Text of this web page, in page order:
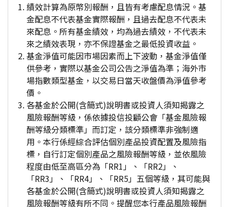
績效計算為原幣別報酬，且皆有考慮配息情況。基
金配息不代表基金實際報酬，且過去配息不代表未
來配息。所有基金績效，均為過去績效，不代表未
來之績效表現，亦不保證基金之最低投資收益。
基金淨值可能因市場因素而上下波動，基金淨值僅
供參考，實際以基金公司公告之淨值為準；海外市
場指數類型基金，以交易日當天收盤價為淨值參考
價。
各基金於公開(含簡式)說明書或投資人須知揭露之
風險報酬等級，係依據投信投顧公會「基金風險報
酬等級分類標準」而訂定，該分類標準非強制適
用。本行係經綜合評估個別產品投資配置及風險指
標，自行訂定個別產品之風險報酬等級，並依風險
程度由低至高區分為「RR1」、「RR2」、
「RR3」、「RR4」、「RR5」五個等級，其可能與
各基金於公開(含簡式)說明書或投資人須知揭露之
風險報酬等級有所不同。提醒您本行產品風險報酬